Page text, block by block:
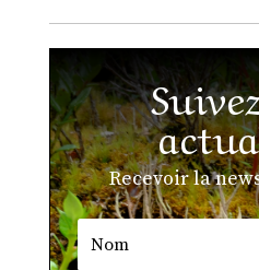
Recevoir la